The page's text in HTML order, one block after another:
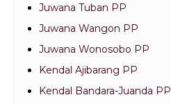
Juwana Tuban PP
Juwana Wangon PP
Juwana Wonosobo PP
Kendal Ajibarang PP
Kendal Bandara-Juanda PP